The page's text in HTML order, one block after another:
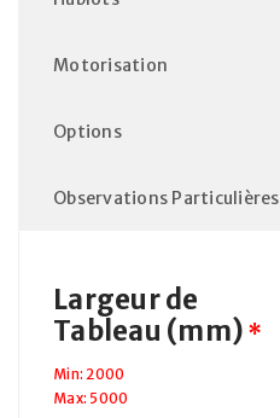
Motorisation
Options
Observations Particulières
Largeur de
Tableau (mm) *
Min: 2000
Max: 5000